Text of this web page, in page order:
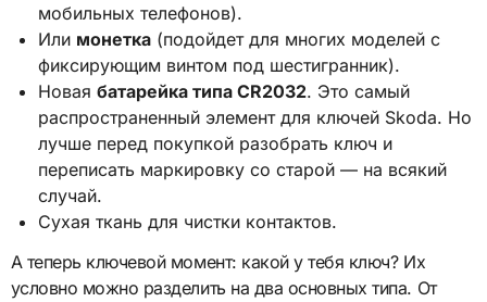
мобильных телефонов).
Или монетка (подойдет для многих моделей с
фиксирующим винтом под шестигранник).
Новаябатарейка типа CR2032. Это самый
распространенный элемент для ключей Skoda. Но
лучше перед покупкой разобрать ключ и
переписать маркировку со старой — на всякий
случай.
Сухая ткань для чистки контактов.
А теперь ключевой момент: какой у тебя ключ? Их
условно можно разделить на два основных типа. От